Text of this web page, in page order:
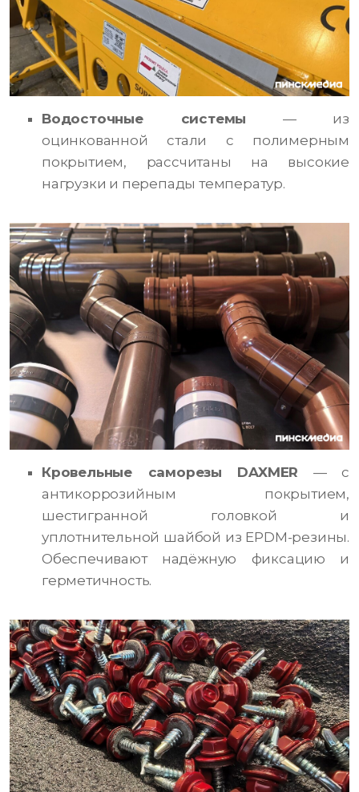
Водосточные системы — из
оцинкованной стали с полимерным
покрытием, рассчитаны на высокие
нагрузки и перепады температур.
Кровельные саморезы DAXMER — с
антикоррозийным покрытием,
шестигранной головкой и
уплотнительной шайбой из EPDM-резины.
Обеспечивают надёжную фиксацию и
герметичность.